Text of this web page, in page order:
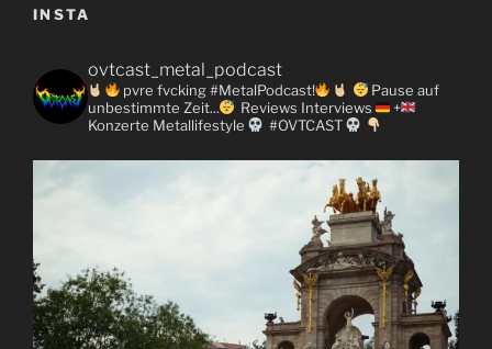
INSTA
ovtcast_metal_podcast
pvre fvcking #MetalPodcast!
Pause auf
unbestimmte Zeit...
Reviews Interviews
+
Konzerte Metallifestyle #OVTCAST